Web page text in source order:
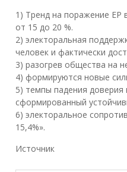
1) Тренд на поражение ЕР
от 15 до 20 %.
2) электоральная
человек и фактически
3) разогрев общества на
4) формируются новые
5) темпы падения доверия
сформированный
6) электоральное
15,4%».
Источник